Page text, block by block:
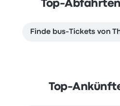
Top-
Finde bus-Tickets von
Top-